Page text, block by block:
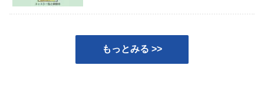
もっとみる >>